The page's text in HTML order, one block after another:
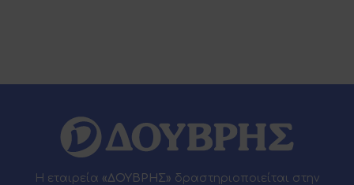
Η εταιρεία «ΔΟΥΒΡΗΣ» δραστηριοποιείται στην